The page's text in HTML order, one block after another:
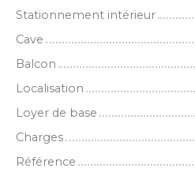
Stationnement intérieur
Cave
Balcon
Localisation
Loyer de base
Charges
Référence